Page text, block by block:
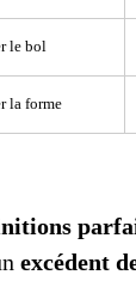
le bol
la forme
excédent